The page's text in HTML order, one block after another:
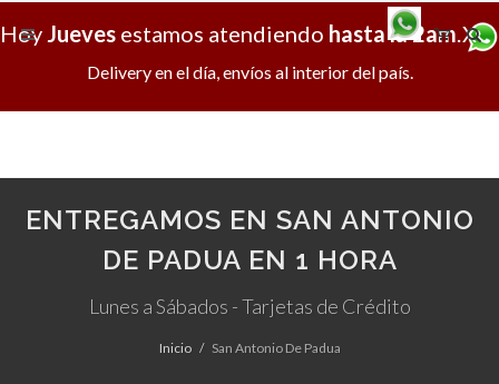
X
Hoy Jueves estamos atendiendo hasta la 2am.
Delivery en el día, envíos al interior del país.
ENTREGAMOS EN SAN ANTONIO
DE PADUA EN 1 HORA
Lunes a Sábados - Tarjetas de Crédito
Inicio San Antonio De Padua